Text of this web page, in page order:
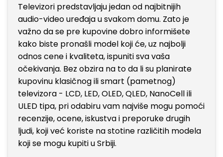
Televizori predstavljaju jedan od najbitnijih
audio-video uređaja u svakom domu. Zato je
važno da se pre kupovine dobro informišete
kako biste pronašli model koji će, uz najbolji
odnos cene i kvaliteta, ispuniti sva vaša
očekivanja. Bez obzira na to da li su planirate
kupovinu klasičnog ili smart (pametnog)
televizora - LCD, LED, OLED, QLED, NanoCell ili
ULED tipa, pri odabiru vam najviše mogu pomoći
recenzije, ocene, iskustva i preporuke drugih
ljudi, koji već koriste na stotine različitih modela
koji se mogu kupiti u Srbiji.